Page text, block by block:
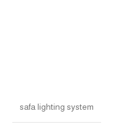
safa lighting system